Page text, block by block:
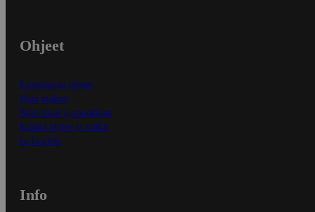
Ohjeet
Ensitilaajan ohjeet
Näin maksat
Näin tilaat ja muokkaat
Kaikki ohjeet ja vinkit
In English
Info